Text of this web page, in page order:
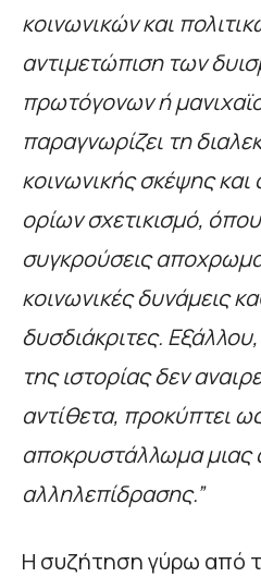
κοινωνικών και
αντιμετώπιση των
πρωτόγονων ή
παραγνωρίζει τη
κοινωνικής σκέψης και
ορίων σχετικισμό,
συγκρούσεις
κοινωνικές δυνάμεις
δυσδιάκριτες.
της ιστορίας δεν
αντίθετα, προκύπτει
αποκρυστάλλωμα μιας
αλληλεπίδρασης.”
Η συζήτηση γύρω από